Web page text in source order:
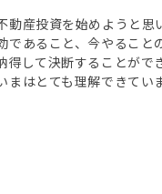
動産投資を始めようと思
であること、今やること
得して決断することがで
はとても理解できていま